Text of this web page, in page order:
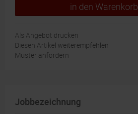
in den Warenkorb
Als Angebot drucken
Diesen Artikel weiterempfehlen
Muster anfordern
Jobbezeichnung